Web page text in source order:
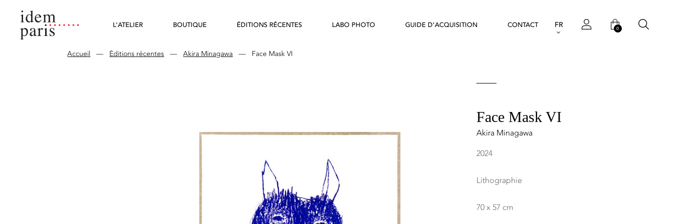
L’ATELIER BOUTIQUE ÉDITIONS RÉCENTES LABO PHOTO GUIDE D’ACQUISITION CONTACT FR 0
Accueil — Éditions récentes —Akira Minagawa — Face Mask VI
Face Mask VI
Akira Minagawa
2024
Lithographie
70 x 57 cm